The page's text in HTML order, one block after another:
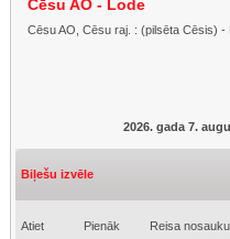
Cēsu AO - Lode
Cēsu AO, Cēsu raj. : (pilsēta Cēsis) -
2026. gada 7.
Biļešu izvēle
Atiet Pienāk Reisa